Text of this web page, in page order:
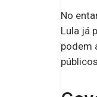
No
Lula já
podem